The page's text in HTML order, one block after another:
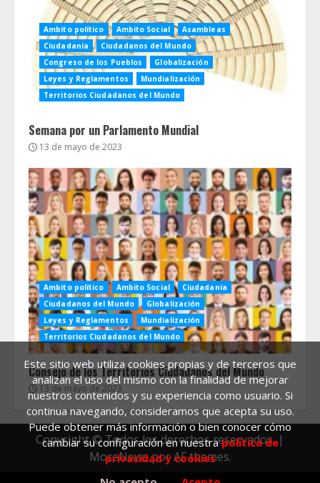
Este sitio web utiliza cookies propias y de terceros que
analizan el uso del mismo con la finalidad de mejorar
nuestros contenidos y su experiencia como usuario. Si
continua navegando, consideramos que acepta su uso.
Puede obtener más información o bien conocer cómo
cambiar su configuración en nuestrapolítica de
privacidad y cookies
Ambito político Ambito Social
Asambleas
Ciudadanía
Ciudadanos del Mundo
Congreso de los Pueblos
Globalización
Leyes y Reglamentos
Mundialización
Territorios Ciudadanos del Mundo
Semana por un Parlamento Mundial
13 de mayo de 2023
Ambito político Ambito Social
Ciudadanía
Ciudadanos del Mundo
Globalización
Leyes y Reglamentos
Mundialización
Territorios Ciudadanos del Mundo
Consejo de los Territorios Ciudadanos del Mundo
13 de mayo de 2023
Copyright © Todos los derechos reservados.|
MoreNewspor AF themes.